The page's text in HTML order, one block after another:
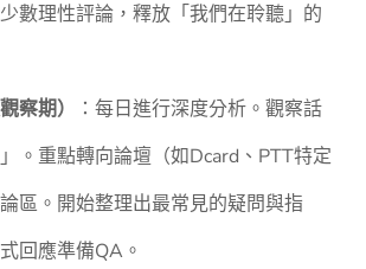
數理性評論，釋放「我們在聆聽」的
察期）
：每日進行深度分析。觀察話
。重點轉向論壇（如Dcard、PTT特定
區。開始整理出最常見的疑問與指
回應準備QA。